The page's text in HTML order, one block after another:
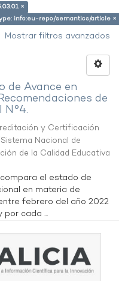
×
info:eu-repo/semantics/article ×
Mostrar filtros avanzados
de Avance en
de
y Certificación
Sistema Nacional de
de la Calidad Educativa
el estado de
en materia de
febrero del año 2022
cada ...